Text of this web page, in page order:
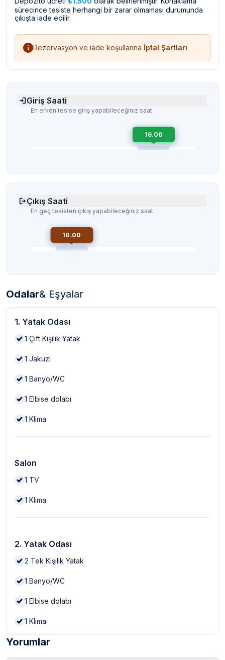
sürecince tesiste herhangi bir zarar olmaması durumunda
çıkışta iade edilir.
Rezervasyon ve iade koşullarına İptal Şartları
Giriş Saati
En erken tesise giriş yapabileceğiniz saat.
16.00
Çıkış Saati
En geç tesisten çıkış yapabileceğiniz saat.
10.00
Odalar& Eşyalar
1. Yatak Odası
1 Çift Kişilik Yatak
1 Jakuzi
1 Banyo/WC
1 Elbise dolabı
1 Klima
Salon
1 TV
1 Klima
2. Yatak Odası
2 Tek Kişilik Yatak
1 Banyo/WC
1 Elbise dolabı
1 Klima
Yorumlar